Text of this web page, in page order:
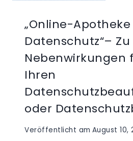
„Online-Apotheke
Datenschutz“–
Nebenwirkungen
Ihren
oder
Veröffentlicht am August 10,